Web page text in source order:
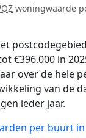
woningwaarde
€396.000 in
over de hele
van de
ieder jaar.
per buurt